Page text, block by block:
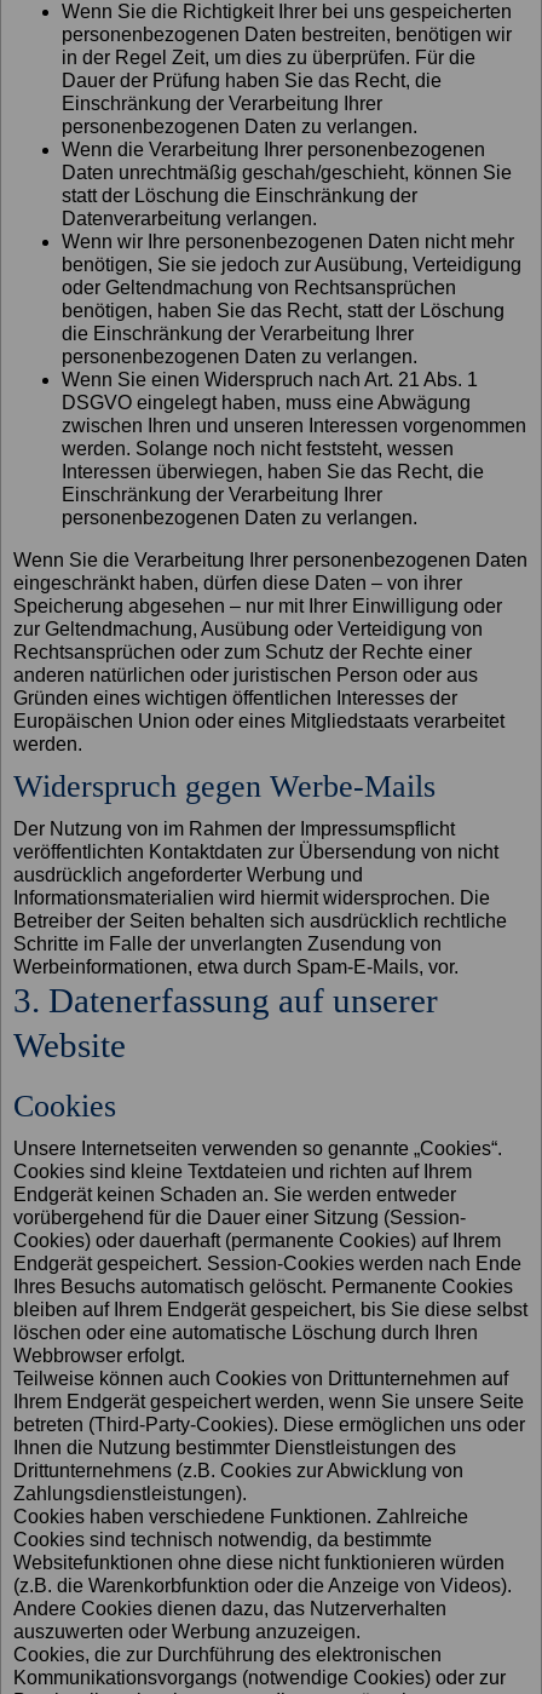
Wenn Sie die Richtigkeit Ihrer bei uns gespeicherten
personenbezogenen Daten bestreiten, benötigen wir
in der Regel Zeit, um dies zu überprüfen. Für die
Dauer der Prüfung haben Sie das Recht, die
Einschränkung der Verarbeitung Ihrer
personenbezogenen Daten zu verlangen.
Wenn die Verarbeitung Ihrer personenbezogenen
Daten unrechtmäßig geschah/geschieht, können Sie
statt der Löschung die Einschränkung der
Datenverarbeitung verlangen.
Wenn wir Ihre personenbezogenen Daten nicht mehr
benötigen, Sie sie jedoch zur Ausübung, Verteidigung
oder Geltendmachung von Rechtsansprüchen
benötigen, haben Sie das Recht, statt der Löschung
die Einschränkung der Verarbeitung Ihrer
personenbezogenen Daten zu verlangen.
Wenn Sie einen Widerspruch nach Art. 21 Abs. 1
DSGVO eingelegt haben, muss eine Abwägung
zwischen Ihren und unseren Interessen vorgenommen
werden. Solange noch nicht feststeht, wessen
Interessen überwiegen, haben Sie das Recht, die
Einschränkung der Verarbeitung Ihrer
personenbezogenen Daten zu verlangen.
Wenn Sie die Verarbeitung Ihrer personenbezogenen Daten
eingeschränkt haben, dürfen diese Daten – von ihrer
Speicherung abgesehen – nur mit Ihrer Einwilligung oder
zur Geltendmachung, Ausübung oder Verteidigung von
Rechtsansprüchen oder zum Schutz der Rechte einer
anderen natürlichen oder juristischen Person oder aus
Gründen eines wichtigen öffentlichen Interesses der
Europäischen Union oder eines Mitgliedstaats verarbeitet
werden.
Widerspruch gegen Werbe-Mails
Der Nutzung von im Rahmen der Impressumspflicht
veröffentlichten Kontaktdaten zur Übersendung von nicht
ausdrücklich angeforderter Werbung und
Informationsmaterialien wird hiermit widersprochen. Die
Betreiber der Seiten behalten sich ausdrücklich rechtliche
Schritte im Falle der unverlangten Zusendung von
Werbeinformationen, etwa durch Spam-E-Mails, vor.
3. Datenerfassung auf unserer
Website
Cookies
Unsere Internetseiten verwenden so genannte „Cookies“.
Cookies sind kleine Textdateien und richten auf Ihrem
Endgerät keinen Schaden an. Sie werden entweder
vorübergehend für die Dauer einer Sitzung (Session-
Cookies) oder dauerhaft (permanente Cookies) auf Ihrem
Endgerät gespeichert. Session-Cookies werden nach Ende
Ihres Besuchs automatisch gelöscht. Permanente Cookies
bleiben auf Ihrem Endgerät gespeichert, bis Sie diese selbst
löschen oder eine automatische Löschung durch Ihren
Webbrowser erfolgt.
Teilweise können auch Cookies von Drittunternehmen auf
Ihrem Endgerät gespeichert werden, wenn Sie unsere Seite
betreten (Third-Party-Cookies). Diese ermöglichen uns oder
Ihnen die Nutzung bestimmter Dienstleistungen des
Drittunternehmens (z.B. Cookies zur Abwicklung von
Zahlungsdienstleistungen).
Cookies haben verschiedene Funktionen. Zahlreiche
Cookies sind technisch notwendig, da bestimmte
Websitefunktionen ohne diese nicht funktionieren würden
(z.B. die Warenkorbfunktion oder die Anzeige von Videos).
Andere Cookies dienen dazu, das Nutzerverhalten
auszuwerten oder Werbung anzuzeigen.
Cookies, die zur Durchführung des elektronischen
Kommunikationsvorgangs (notwendige Cookies) oder zur